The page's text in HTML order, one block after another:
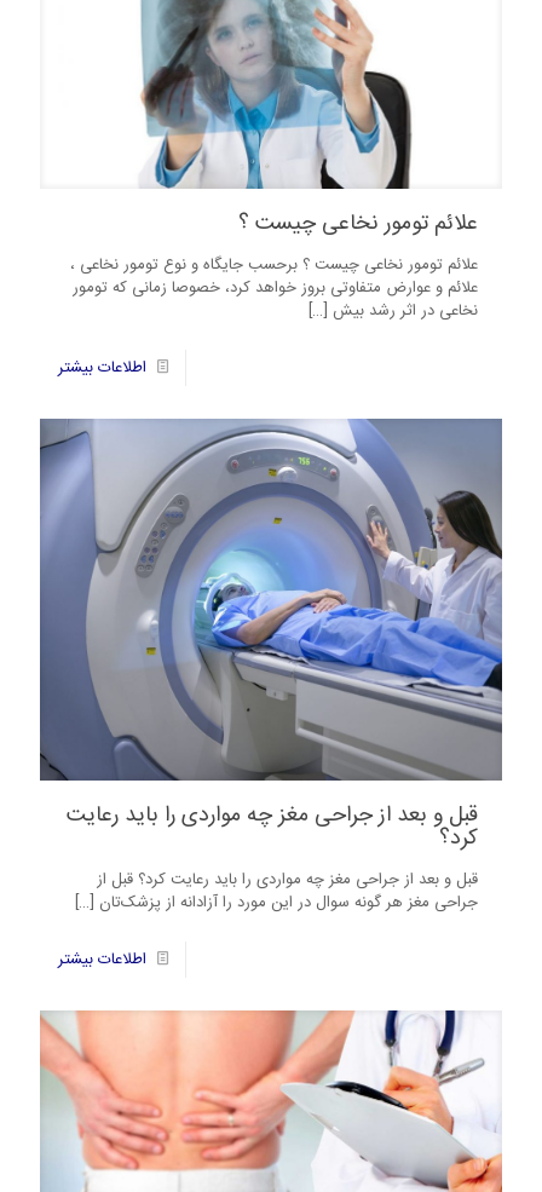
علائم تومور نخاعی چیست ؟
علائم تومور نخاعی چیست ؟ برحسب جایگاه و نوع تومور نخاعی ،
علائم و عوارض متفاوتی بروز خواهد کرد، خصوصا زمانی که تومور
نخاعی در اثر رشد بیش […]
اطلاعات بیشتر
قبل و بعد از جراحی مغز چه مواردی را باید رعایت
کرد؟
قبل و بعد از جراحی مغز چه مواردی را باید رعایت کرد؟ قبل از
جراحی مغز هر گونه سوال در این مورد را آزادانه از پزشک‌تان […]
اطلاعات بیشتر